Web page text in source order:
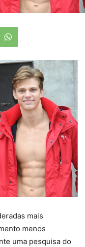
mais
menos
uma pesquisa do